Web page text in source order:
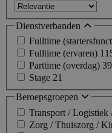
Dienstverbanden
Fulltime
Fulltime (ervaren)
Parttime (overdag) 39
Stage 21
Beroepsgroepen
Transport /
Zorg / Thuiszorg /